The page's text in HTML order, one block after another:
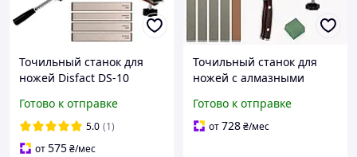
Точильный станок для
ножей Disfact DS-10
пластиковым чемоданом
и алмазными камнями,
поворот на
Готово к отправке
5.0 (1)
от575₴/мес
Точильный станок для
ножей с алмазными
бланками, кожаным
бланком и цифровым
Готово к отправке
от728₴/мес